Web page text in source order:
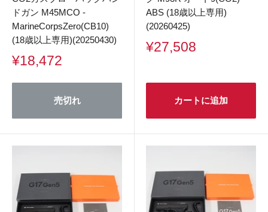
ドガン M45MCO -
MarineCorpsZero(CB10)
(18歳以上専用)(20250430)
販
価
¥18,472
売切れ
ABS (18歳以上専用)
(20260425)
販
格
¥27,508
カートに追加